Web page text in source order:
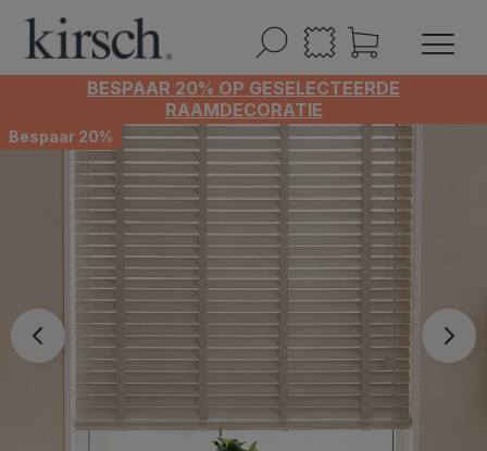
BESPAAR 20% OP GESELECTEERDE
RAAMDECORATIE
Bespaar 20%